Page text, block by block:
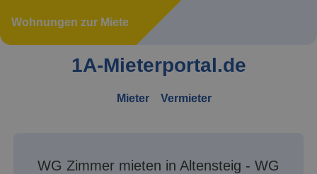
Wohnungen zur Miete
1A-Mieterportal.de
Mieter Vermieter
WG Zimmer mieten in Altensteig - WG